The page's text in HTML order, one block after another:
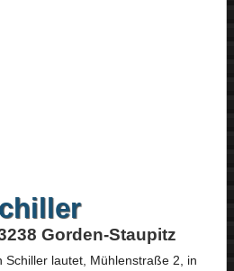
Gorden-Staupitz
Schillerlautet, Mühlenstraße 2, in